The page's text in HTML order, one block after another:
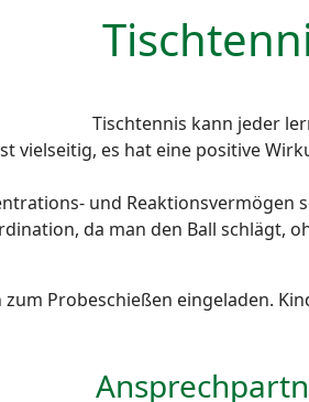
Tischtennis kann jeder
vielseitig, es hat eine positive
und Reaktionsvermögen
da man den Ball schlägt,
Probeschießen eingeladen.